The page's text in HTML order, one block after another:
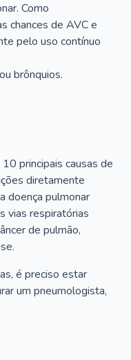
Como
chances de AVC e
pelo uso contínuo
brônquios.
principais causas de
diretamente
doença pulmonar
vias respiratórias
de pulmão,
é preciso estar
um pneumologista,